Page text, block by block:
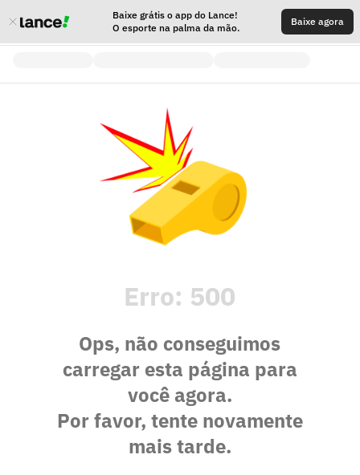
Baixe grátis o app do Lance!
O esporte na palma da mão.
Baixe agora
Erro: 500
Ops, não conseguimos
carregar esta página para
você agora.
Por favor, tente novamente
mais tarde.